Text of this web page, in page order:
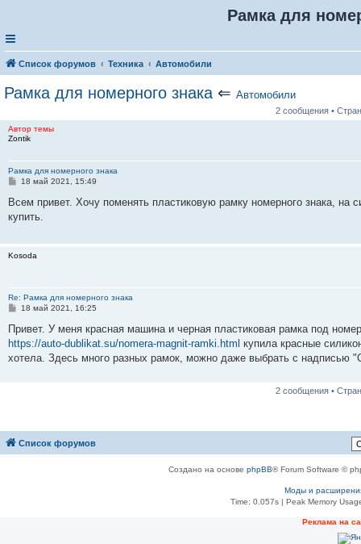
Рамка для
Список форумов Техника Автомобили
Рамка для номерного знака ⇐ Автомобили
2 сообщения •
Автор темы
Zontik
Рамка для номерного знака
С
о
щ
е
18 май 2021, 15:49
Всем привет. Хочу поменять пластиковую рамку номерного знака, на
купить.
Kosoda
Re: Рамка для номерного знака
С
о
щ
е
18 май 2021, 16:25
Привет. У меня красная машина и черная пластиковая рамка под
https://auto-dublikat.su/nomera-magnit-ramki.html купила красные
хотела. Здесь много разных рамок, можно даже выбрать с надписью
2 сообщения •
Список форумов
Создано на основе phpBB® Forum Software ©
Моды и
Time: 0.057s| Peak Memory
Реклама на